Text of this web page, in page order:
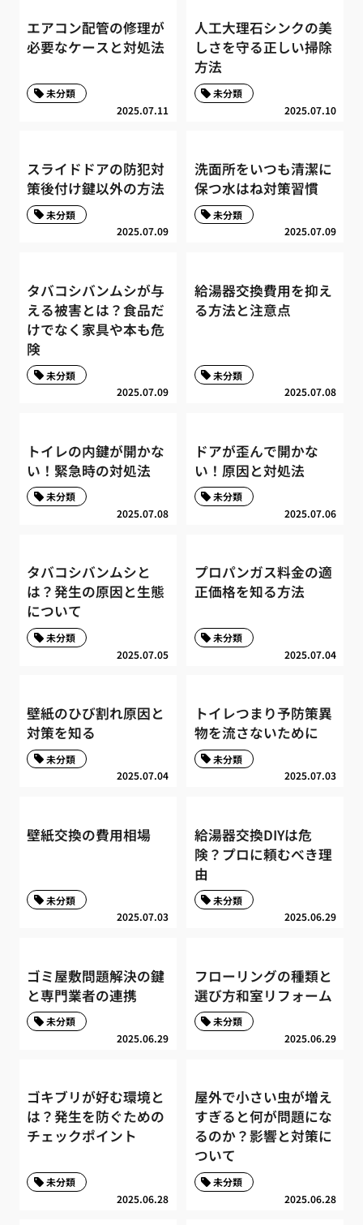
エアコン配管の修理が
必要なケースと対処法
2025.07.11
未分類
人工大理石シンクの美
しさを守る正しい掃除
方法
2025.07.10
未分類
スライドドアの防犯対
策後付け鍵以外の方法
2025.07.09
未分類
洗面所をいつも清潔に
保つ水はね対策習慣
2025.07.09
未分類
タバコシバンムシが与
える被害とは？食品だ
けでなく家具や本も危
険
2025.07.09
未分類
給湯器交換費用を抑え
る方法と注意点
2025.07.08
未分類
トイレの内鍵が開かな
い！緊急時の対処法
2025.07.08
未分類
ドアが歪んで開かな
い！原因と対処法
2025.07.06
未分類
タバコシバンムシと
は？発生の原因と生態
について
2025.07.05
未分類
プロパンガス料金の適
正価格を知る方法
2025.07.04
未分類
壁紙のひび割れ原因と
対策を知る
2025.07.04
未分類
トイレつまり予防策異
物を流さないために
2025.07.03
未分類
壁紙交換の費用相場
2025.07.03
未分類
給湯器交換DIYは危
険？プロに頼むべき理
由
2025.06.29
未分類
ゴミ屋敷問題解決の鍵
と専門業者の連携
2025.06.29
未分類
フローリングの種類と
選び方和室リフォーム
2025.06.29
未分類
ゴキブリが好む環境と
は？発生を防ぐための
チェックポイント
2025.06.28
未分類
屋外で小さい虫が増え
すぎると何が問題にな
るのか？影響と対策に
ついて
2025.06.28
未分類